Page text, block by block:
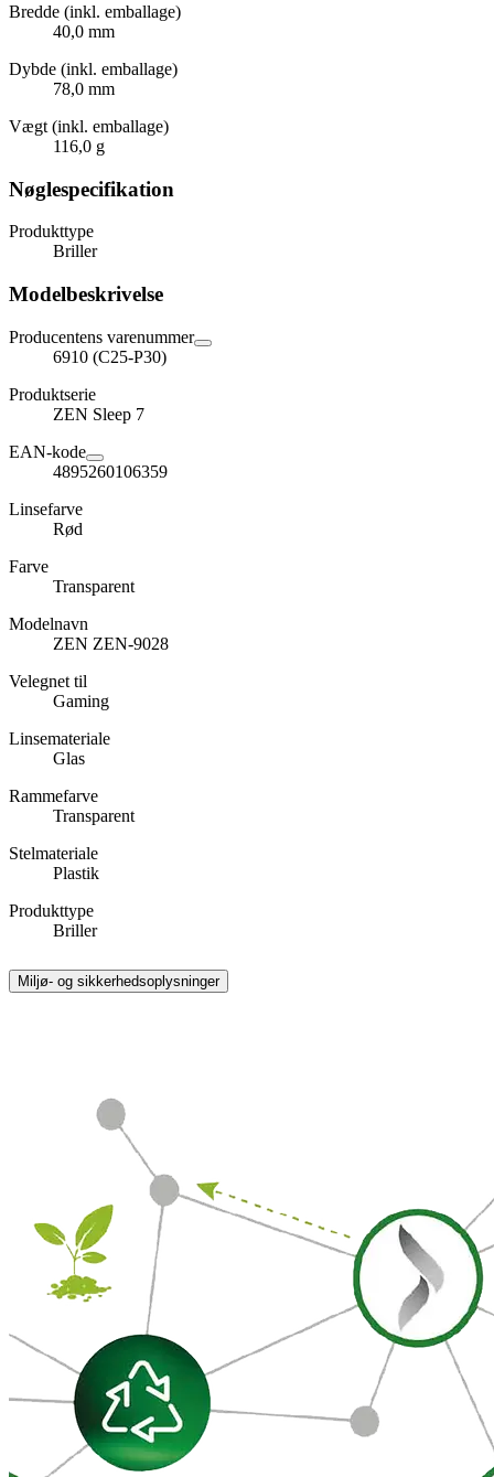
Bredde (inkl. emballage)
40,0 mm
Dybde (inkl. emballage)
78,0 mm
Vægt (inkl. emballage)
116,0 g
Nøglespecifikation
Produkttype
Briller
Modelbeskrivelse
Producentens varenummer
6910 (C25-P30)
Produktserie
ZEN Sleep 7
EAN-kode
4895260106359
Linsefarve
Rød
Farve
Transparent
Modelnavn
ZEN ZEN-9028
Velegnet til
Gaming
Linsemateriale
Glas
Rammefarve
Transparent
Stelmateriale
Plastik
Produkttype
Briller
Miljø- og sikkerhedsoplysninger